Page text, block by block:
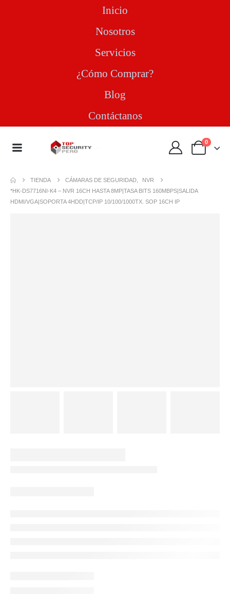
Inicio
Nosotros
Servicios
¿Cómo Comprar?
Blog
Contáctanos
0
TIENDA CÁMARAS DE SEGURIDAD
NVR
*HK-DS7716NI-K4 – NVR 16CH HASTA 8MP|TASA BITS 160MBPS|SALIDA
HDMI/VGA|SOPORTA 4HDD|TCP/IP 10/100/1000TX. SOP 16CH IP